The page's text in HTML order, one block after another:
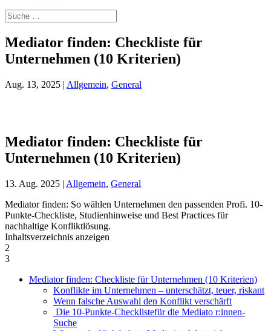
Mediator finden: Checkliste für
Unternehmen (10 Kriterien)
Aug. 13, 2025 | Allgemein, General
Mediator finden: Checkliste für
Unternehmen (10 Kriterien)
13. Aug. 2025 | Allgemein, General
Mediator finden: So wählen Unternehmen den passenden Profi. 10-
Punkte-Checkliste, Studienhinweise und Best Practices für
nachhaltige Konfliktlösung.
Inhaltsverzeichnis anzeigen
2
3
Mediator finden: Checkliste für Unternehmen (10 Kriterien)
Konflikte im Unternehmen – unterschätzt, teuer, riskant
Wenn falsche Auswahl den Konflikt verschärft
Die 10-Punkte-Checklistefür die Mediato r:innen-
Suche